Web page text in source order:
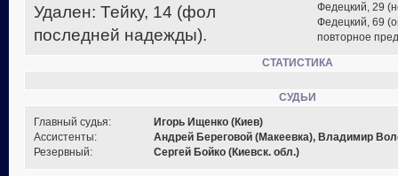
Удален: Тейку, 14 (фол
последней надежды).
Федецкий, 29
Федецкий, 69
повторное
СТАТИСТИКА
СУДЬИ
Главный судья:
Ассистенты:
Резервный:
Игорь Ищенко (Киев)
Андрей Береговой (Макеевка), Владимир
Сергей Бойко (Киевск. обл.)